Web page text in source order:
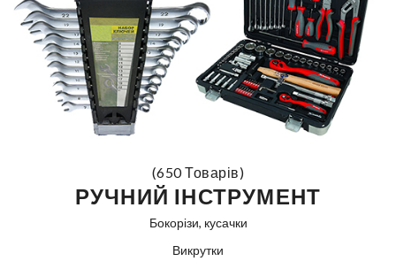
(650 Товарів)
РУЧНИЙ ІНСТРУМЕНТ
Бокорізи, кусачки
Викрутки